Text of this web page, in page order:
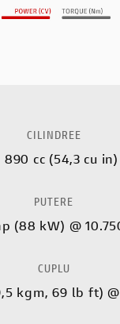
CILINDREE
890 cc (54,3 cu in)
PUTERE
(88 kW) @
CUPLU
kgm, 69 lb ft)